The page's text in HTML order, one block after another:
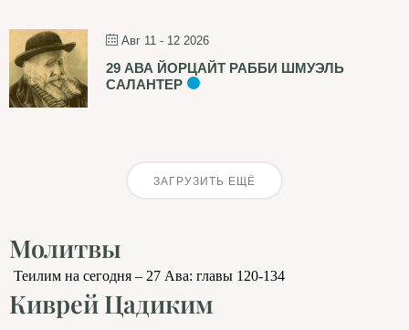
Авг 11 - 12 2026
29 АВА ЙОРЦАЙТ РАББИ ШМУЭЛЬ
САЛАНТЕР
ЗАГРУЗИТЬ ЕЩЁ
Молитвы
Теилим на сегодня – 27 Ава: главы 120-134
Киврей Цадиким